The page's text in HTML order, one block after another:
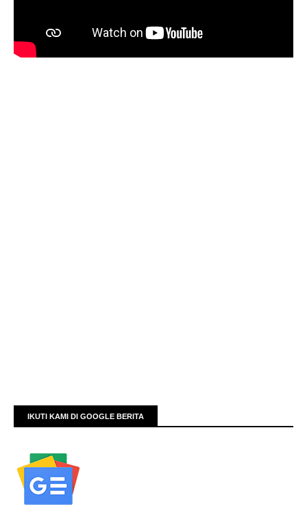
IKUTI KAMI DI GOOGLE BERITA